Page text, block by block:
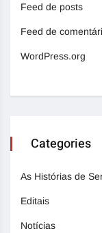
Feed de posts
Feed de
WordPress.org
Categories
As Histórias de
Editais
Notícias